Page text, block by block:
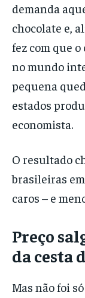
demanda
chocolate e,
fez com que
no mundo
pequena
estados
economista.
O resultado
brasileiras
caros – e
Preço
da cesta
Mas não foi